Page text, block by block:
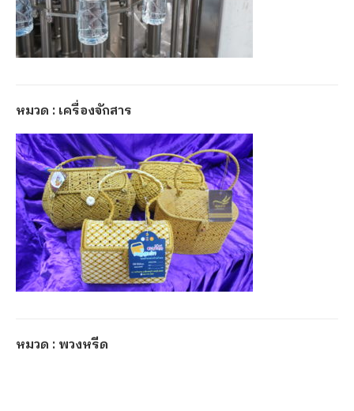
หมวด : เครื่องจักสาร
หมวด : พวงหรีด